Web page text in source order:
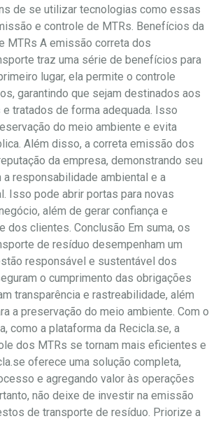
de se utilizar tecnologias como essas
e controle de MTRs. Benefícios da
MTRs A emissão correta dos
traz uma série de benefícios para
lugar, ela permite o controle
garantindo que sejam destinados aos
tratados de forma adequada. Isso
do meio ambiente e evita
Além disso, a correta emissão dos
da empresa, demonstrando seu
responsabilidade ambiental e a
Isso pode abrir portas para novas
além de gerar confiança e
dos clientes. Conclusão Em suma, os
de resíduo desempenham um
responsável e sustentável dos
o cumprimento das obrigações
transparência e rastreabilidade, além
a preservação do meio ambiente. Com o
como a plataforma da Recicla.se, a
dos MTRs se tornam mais eficientes e
oferece uma solução completa,
e agregando valor às operações
não deixe de investir na emissão
de transporte de resíduo. Priorize a